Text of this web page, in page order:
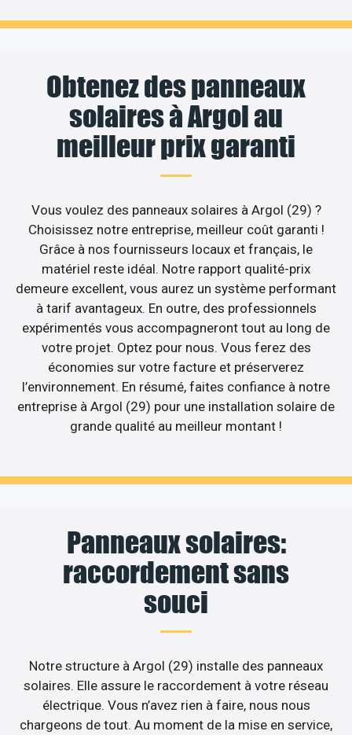
Obtenez des panneaux
solaires à Argol au
meilleur prix garanti
Vous voulez des panneaux solaires à Argol (29) ?
Choisissez notre entreprise, meilleur coût garanti !
Grâce à nos fournisseurs locaux et français, le
matériel reste idéal. Notre rapport qualité-prix
demeure excellent, vous aurez un système performant
à tarif avantageux. En outre, des professionnels
expérimentés vous accompagneront tout au long de
votre projet. Optez pour nous. Vous ferez des
économies sur votre facture et préserverez
l’environnement. En résumé, faites confiance à notre
entreprise à Argol (29) pour une installation solaire de
grande qualité au meilleur montant !
Panneaux solaires:
raccordement sans
souci
Notre structure à Argol (29) installe des panneaux
solaires. Elle assure le raccordement à votre réseau
électrique. Vous n’avez rien à faire, nous nous
chargeons de tout. Au moment de la mise en service,